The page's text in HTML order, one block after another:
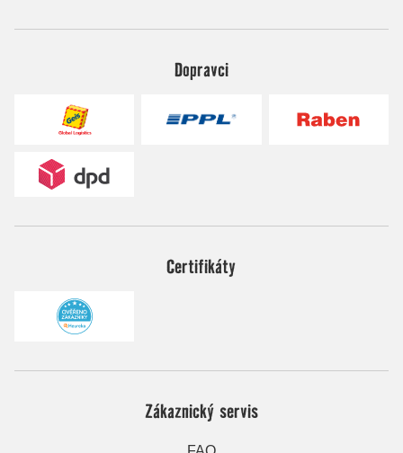
Dopravci
Certifikáty
Zákaznický servis